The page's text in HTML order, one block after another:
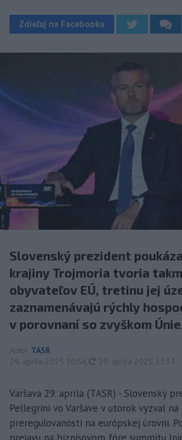
Zdieľaj na Facebooku
Slovenský prezident
krajiny Trojmoria tvoria
obyvateľov EÚ, tretinu jej
zaznamenávajú rýchly
v porovnaní so zvyškom
Autor TASR
29. apríla 2025 10:54
aktualizované
29. apríla 2025 13:33
Varšava 29. apríla (TASR) - Slovenský
Pellegrini vo Varšave v utorok vyzval
preregulovanosti na európskej úrovni.